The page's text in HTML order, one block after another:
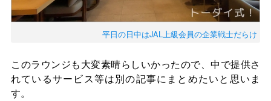
平日の日中はJAL上級会員の企業戦士だらけ
このラウンジも大変素晴らしいかったので、中で提供さ
れているサービス等は別の記事にまとめたいと思いま
す。